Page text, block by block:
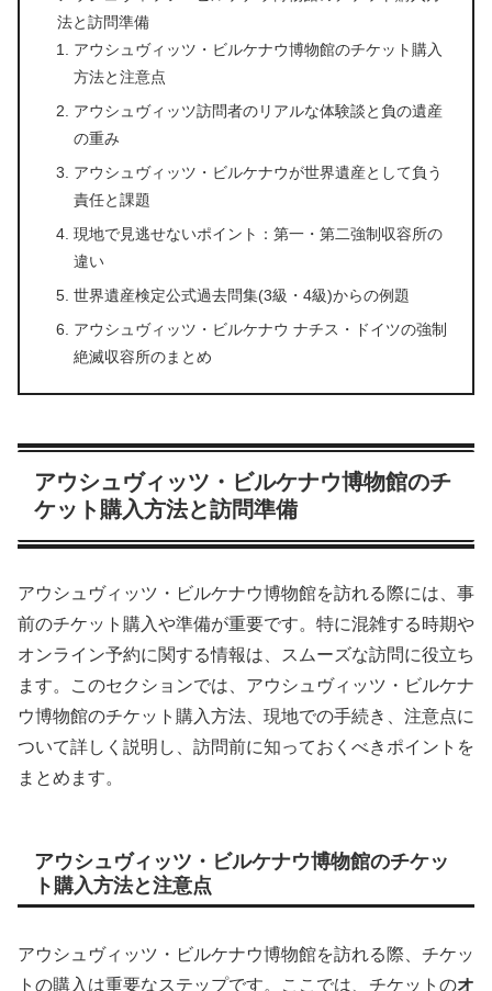
法と訪問準備
アウシュヴィッツ・ビルケナウ博物館のチケット購入
方法と注意点
アウシュヴィッツ訪問者のリアルな体験談と負の遺産
の重み
アウシュヴィッツ・ビルケナウが世界遺産として負う
責任と課題
現地で見逃せないポイント：第一・第二強制収容所の
違い
世界遺産検定公式過去問集(3級・4級)からの例題
アウシュヴィッツ・ビルケナウ ナチス・ドイツの強制
絶滅収容所のまとめ
アウシュヴィッツ・ビルケナウ博物館のチ
ケット購入方法と訪問準備
アウシュヴィッツ・ビルケナウ博物館を訪れる際には、事
前のチケット購入や準備が重要です。特に混雑する時期や
オンライン予約に関する情報は、スムーズな訪問に役立ち
ます。このセクションでは、アウシュヴィッツ・ビルケナ
ウ博物館のチケット購入方法、現地での手続き、注意点に
ついて詳しく説明し、訪問前に知っておくべきポイントを
まとめます。
アウシュヴィッツ・ビルケナウ博物館のチケッ
ト購入方法と注意点
アウシュヴィッツ・ビルケナウ博物館を訪れる際、チケッ
トの購入は重要なステップです。ここでは、チケットのオ